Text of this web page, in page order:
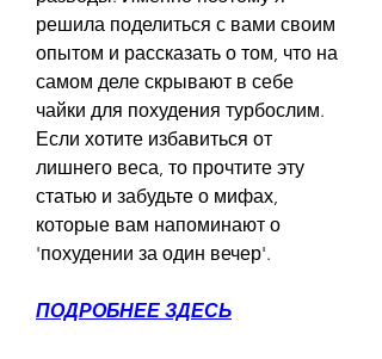
решила поделиться с вами своим
опытом и рассказать о том, что на
самом деле скрывают в себе
чайки для похудения турбослим.
Если хотите избавиться от
лишнего веса, то прочтите эту
статью и забудьте о мифах,
которые вам напоминают о
'похудении за один вечер'.
ПОДРОБНЕЕ ЗДЕСЬ